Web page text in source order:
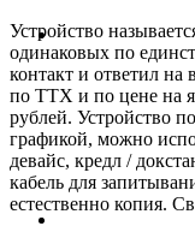
Устройство
одинаковых по
контакт и ответил
по ТТХ и по цене на
рублей. Устройство
графикой, можно
девайс, кредл /
кабель для
естественно копия.